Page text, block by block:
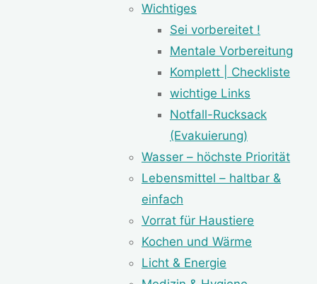
Wichtiges
Sei vorbereitet !
Mentale Vorbereitung
Komplett | Checkliste
wichtige Links
Notfall-Rucksack
(Evakuierung)
Wasser – höchste Priorität
Lebensmittel – haltbar &
einfach
Vorrat für Haustiere
Kochen und Wärme
Licht & Energie